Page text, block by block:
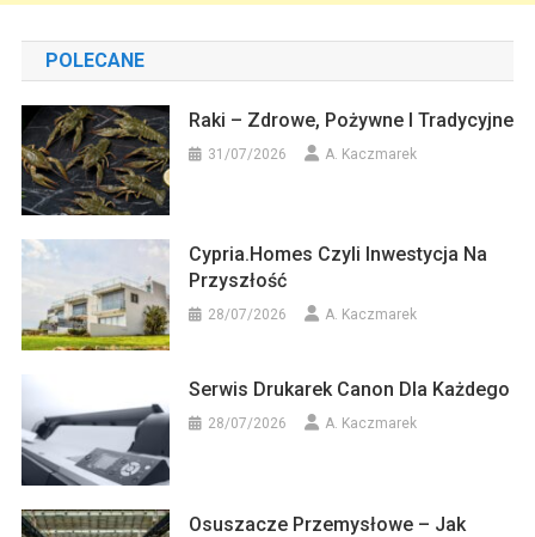
POLECANE
Raki – Zdrowe, Pożywne I Tradycyjne
31/07/2026 A. Kaczmarek
Cypria.homes Czyli Inwestycja Na
Przyszłość
28/07/2026 A. Kaczmarek
Serwis Drukarek Canon Dla Każdego
28/07/2026 A. Kaczmarek
Osuszacze Przemysłowe – Jak